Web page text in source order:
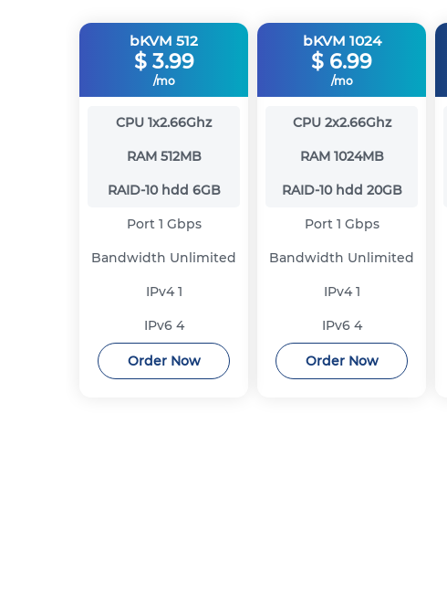
bKVM 512
$ 3.99
/mo
CPU 1x2.66Ghz
RAM 512MB
RAID-10 hdd 6GB
Port 1 Gbps
Bandwidth Unlimited
IPv41
IPv6 4
Order Now
bKVM 1024
$ 6.99
/mo
CPU 2x2.66Ghz
RAM 1024MB
RAID-10 hdd 20GB
Port 1 Gbps
Bandwidth Unlimited
IPv41
IPv6 4
Order Now